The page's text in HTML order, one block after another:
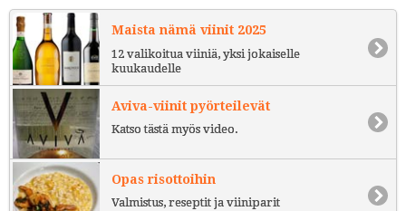
Maista nämä viinit 2025
12 valikoitua viiniä, yksi jokaiselle
kuukaudelle
Aviva-viinit pyörteilevät
Katso tästä myös video.
Opas risottoihin
Valmistus, reseptit ja viiniparit